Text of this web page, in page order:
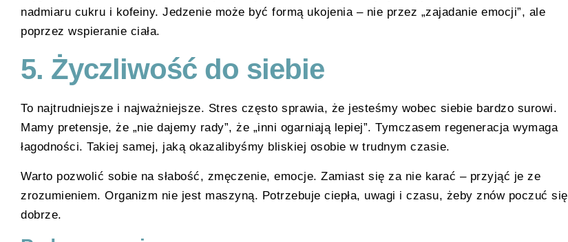
nadmiaru cukru i kofeiny. Jedzenie może być formą ukojenia – nie przez „zajadanie emocji”, ale
poprzez wspieranie ciała.
5. Życzliwość do siebie
To najtrudniejsze i najważniejsze. Stres często sprawia, że jesteśmy wobec siebie bardzo surowi.
Mamy pretensje, że „nie dajemy rady”, że „inni ogarniają lepiej”. Tymczasem regeneracja wymaga
łagodności. Takiej samej, jaką okazalibyśmy bliskiej osobie w trudnym czasie.
Warto pozwolić sobie na słabość, zmęczenie, emocje. Zamiast się za nie karać – przyjąć je ze
zrozumieniem. Organizm nie jest maszyną. Potrzebuje ciepła, uwagi i czasu, żeby znów poczuć się
dobrze.